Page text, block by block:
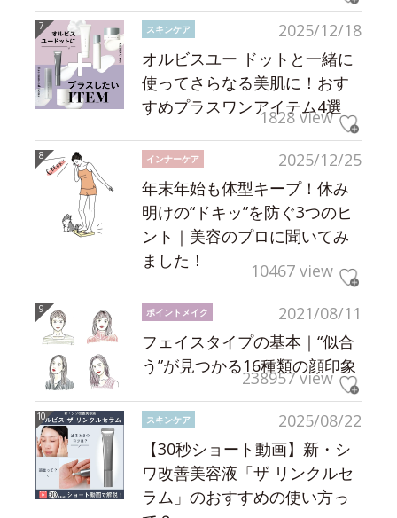
2025/12/18
スキンケア
オルビスユー ドットと一緒に
使ってさらなる美肌に！おす
すめプラスワンアイテム4選
1828 view
2025/12/25
インナーケア
年末年始も体型キープ！休み
明けの“ドキッ”を防ぐ3つのヒ
ント｜美容のプロに聞いてみ
ました！
10467 view
2021/08/11
ポイントメイク
フェイスタイプの基本｜“似合
う”が見つかる16種類の顔印象
238957 view
2025/08/22
スキンケア
【30秒ショート動画】新・シ
ワ改善美容液「ザ リンクルセ
ラム」のおすすめの使い方っ